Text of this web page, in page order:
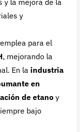
y la mejora de la
y
para el
, mejorando la
En la industria
en
de etano y
bajo